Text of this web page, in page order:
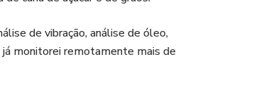
de vibração, análise de óleo,
monitorei remotamente mais de